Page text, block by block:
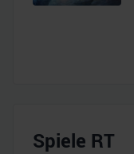
Spiele RT